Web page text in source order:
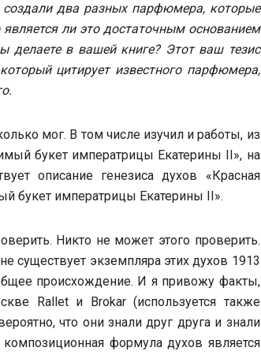
два разных парфюмера, которые
ли это достаточным основанием
делаете в вашей книге? Этот ваш тезис
цитирует известного парфюмера,
мог. В том числе изучил и работы, из
букет императрицы Екатерины II», на
описание генезиса духов «Красная
букет императрицы Екатерины II».
Никто не может этого проверить.
существует экземпляра этих духов 1913
происхождение. И я привожу факты,
Rallet и Brokar (используется также
что они знали друг друга и знали
формула духов является